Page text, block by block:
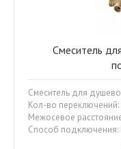
Смеситель
Смеситель для
Кол-во переключений:
Межосевое
Способ подключения: